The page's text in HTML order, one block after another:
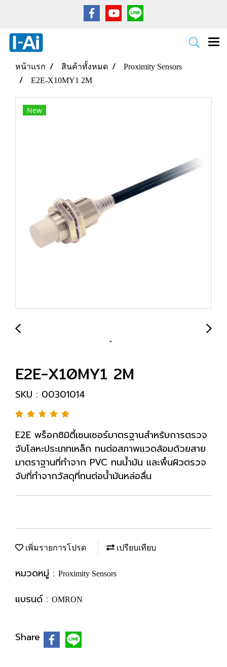
หน้าแรก สินค้าทั้งหมด
Proximity Sensors
E2E-X10MY1 2M
New
E2E-X10MY1 2M
SKU : 00301014
E2E พร็อกซิมิตี้เซนเซอร์มาตรฐานสำหรับการตรวจ
จับโลหะประเภทเหล็ก ทนต่อสภาพแวดล้อมด้วยสาย
มาตราฐานที่ทำจาก PVC ทนน้ำมัน และพื้นผิวตรวจ
จับที่ทำจากวัสดุที่ทนต่อน้ำมันหล่อลื่น
เพิ่มรายการโปรด เปรียบเทียบ
หมวดหมู่ : Proximity Sensors
แบรนด์ : OMRON
Share